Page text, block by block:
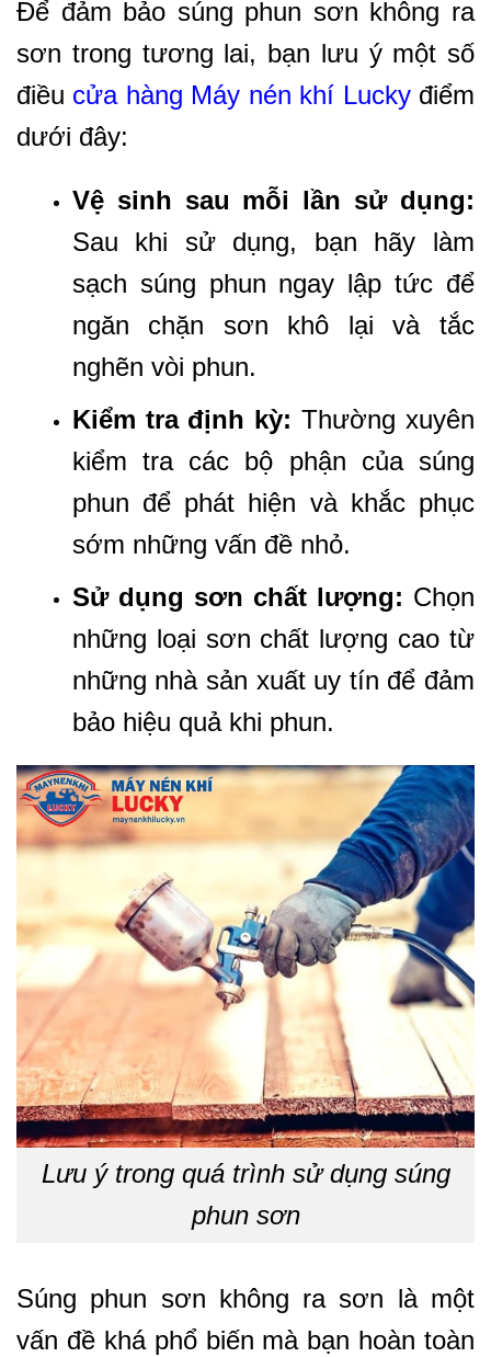
Để đảm bảo súng phun sơn không ra
sơn trong tương lai, bạn lưu ý một số
điều cửa hàng Máy nén khí Lucky điểm
dưới đây:
Vệ sinh sau mỗi lần sử dụng:
Sau khi sử dụng, bạn hãy làm
sạch súng phun ngay lập tức để
ngăn chặn sơn khô lại và tắc
nghẽn vòi phun.
Kiểm tra định kỳ:Thường xuyên
kiểm tra các bộ phận của súng
phun để phát hiện và khắc phục
sớm những vấn đề nhỏ.
Sử dụng sơn chất lượng: Chọn
những loại sơn chất lượng cao từ
những nhà sản xuất uy tín để đảm
bảo hiệu quả khi phun.
Lưu ý trong quá trình sử dụng súng
phun sơn
Súng phun sơn không ra sơn là một
vấn đề khá phổ biến mà bạn hoàn toàn